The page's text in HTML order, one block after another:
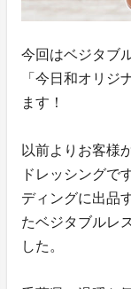
今回はベジタブ
「今日和オリジ
ます！
以前よりお客様
ドレッシングで
ディングに出品
たベジタブルレ
した。